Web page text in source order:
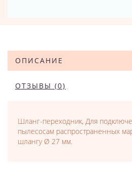
ОПИСАНИЕ
ОТЗЫВЫ (0)
Шланг-переходник, Для
пылесосам распространенных
шлангу Ø 27 мм.